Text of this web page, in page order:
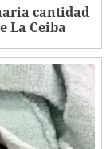
cantidad
La Ceiba